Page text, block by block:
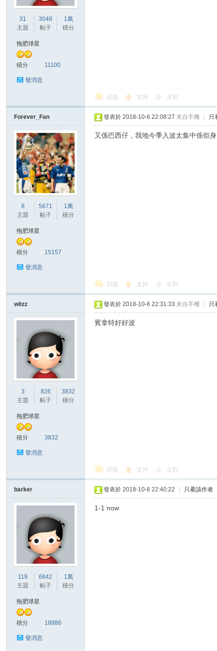
31
主題
3048
帖子
1萬
積分
拖肥球星
積分 11100
發消息
回復 支持 反對
Forever_Fan
8
主題
5671
帖子
1萬
積分
拖肥球星
積分 15157
發消息
發表於 2018-10-6 22:08:27 來自手機 只
又係巴西仔，我地今季入波太集中係佢
回復 支持 反對
witzz
3
主題
826
帖子
3832
積分
拖肥球星
積分 3832
發消息
發表於 2018-10-6 22:31:33 來自手機 只
賓拿特好好波
回復 支持 反對
barker
119
主題
6842
帖子
1萬
積分
拖肥球星
積分 18886
發消息
發表於 2018-10-6 22:40:22 只看該作者
1-1 now